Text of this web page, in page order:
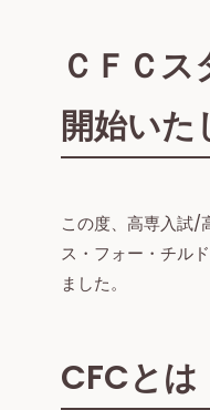
ＣＦＣ
開始いた
この度、高専入試/
ス・フォー・チル
ました。
CFCとは